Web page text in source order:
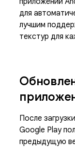
для
лучшим
текстур для
После
Google Play
предыдущую